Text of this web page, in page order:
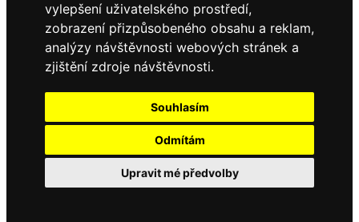
vylepšení uživatelského prostředí,
zobrazení přizpůsobeného obsahu a reklam,
analýzy návštěvnosti webových stránek a
zjištění zdroje návštěvnosti.
Souhlasím
Odmítám
Upravit mé předvolby